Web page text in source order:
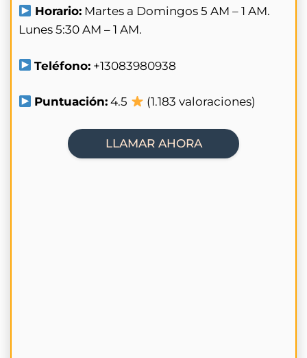
Horario: Martes a Domingos 5 AM – 1 AM.
Lunes 5:30 AM – 1 AM.
Teléfono: +13083980938
Puntuación: 4.5 (1.183 valoraciones)
LLAMAR AHORA